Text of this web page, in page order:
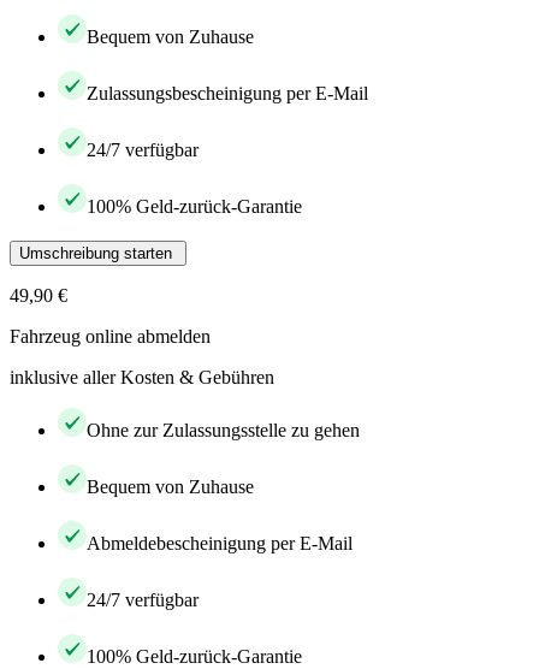
Bequem von Zuhause
Zulassungsbescheinigung per E-Mail
24/7 verfügbar
100% Geld-zurück-Garantie
Umschreibung starten
49,90 €
Fahrzeug online abmelden
inklusive aller Kosten & Gebühren
Ohne zur Zulassungsstelle zu gehen
Bequem von Zuhause
Abmeldebescheinigung per E-Mail
24/7 verfügbar
100% Geld-zurück-Garantie